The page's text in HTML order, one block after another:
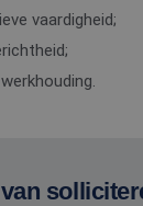
vaardigheid;